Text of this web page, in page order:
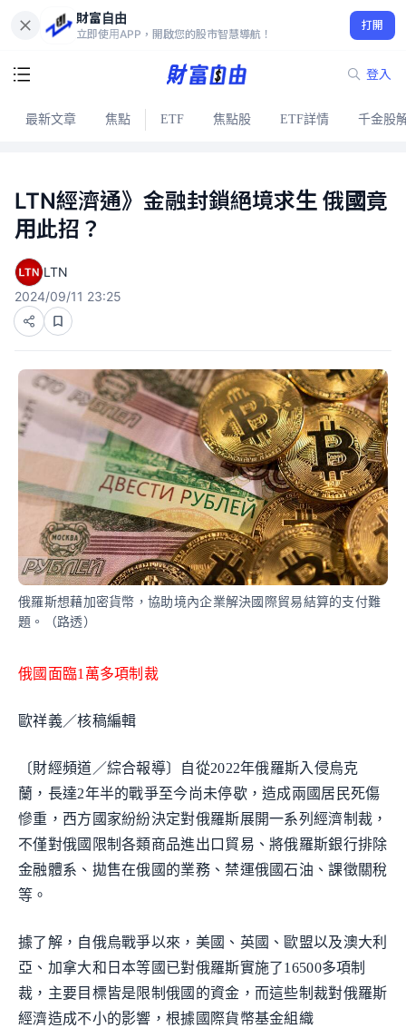
財富自由
立即使用APP，開啟您的股市智慧導航！
打開
登入
最新文章 焦點 ETF 焦點股 ETF詳情 千金股
LTN經濟通》金融封鎖絕境求生 俄國竟
用此招？
LTN
2024/09/11 23:25
俄羅斯想藉加密貨幣，協助境內企業解決國際貿易結算的支付難
題。（路透）
俄國面臨1萬多項制裁
歐祥義／核稿編輯
〔財經頻道／綜合報導〕自從2022年俄羅斯入侵烏克
蘭，長達2年半的戰爭至今尚未停歇，造成兩國居民死傷
慘重，西方國家紛紛決定對俄羅斯展開一系列經濟制裁，
不僅對俄國限制各類商品進出口貿易、將俄羅斯銀行排除
金融體系、拋售在俄國的業務、禁運俄國石油、課徵關稅
等。
據了解，自俄烏戰爭以來，美國、英國、歐盟以及澳大利
亞、加拿大和日本等國已對俄羅斯實施了16500多項制
裁，主要目標皆是限制俄國的資金，而這些制裁對俄羅斯
經濟造成不小的影響，根據國際貨幣基金組織